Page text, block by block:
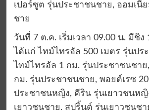
เปอร์ซูต รุ่นประชาชนชาย, ออมเนี
ชาย
วันที่ 7 ต.ค. เริ่มเวลา 09.00 น. มีชิง
ได้แก่ ไทม์ไทรอัล 500 เมตร รุ่นป
ไทม์ไทรอัล 1 กม. รุ่นประชาชนชาย
กม. รุ่นประชาชนชาย, พอยต์เรซ
ประชาชนหญิง, คีริน รุ่นเยาวชนหญิ
เยาวชนชาย, สปริ้นต์ รุ่นเยาวชนช